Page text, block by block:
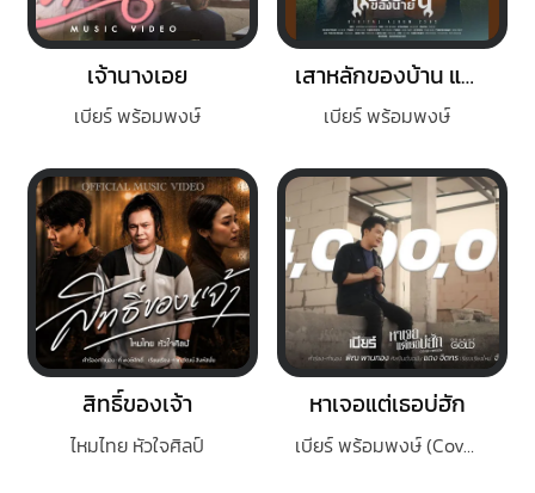
เจ้านางเอย
เบียร์ พร้อมพงษ์
เสาหลักของบ้าน แรงงานของนาย
เบียร์ พร้อมพงษ์
สิทธิ์ของเจ้า
ไหมไทย หัวใจศิลป์
หาเจอแต่เธอบ่ฮัก
เบียร์ พร้อมพงษ์ (Cover Version)